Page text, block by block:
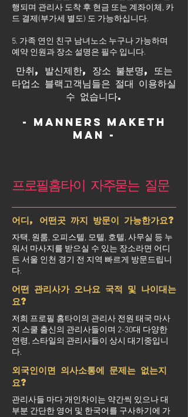
행되며 관리사 도착 후 현금 또는 계좌이체, 카
드 결제(부가세 별도) 도 가능하십니다.
5. 가족 연인 친구 남녀노소 누구나 가능하며
예약 인원과 장소 설명은 필수 입니다.
만취, 발신제한, 장소 불분명, 또는
타업소 블랙고객님들은 절대 이용하실
수 없습니다.
- Manners maketh
man -
프로필홈타이 자주묻는 질문
어디, 어떤곳 까지 방문이 가능한가요?
자택, 원룸, 오피스텔, 모텔, 호텔, 사무실 등 누
워서 마사지를 받으실 수 있는 장소라면 어디
든 서울 인천 경기 전 지역 빠르게 방문드립니
다.
어떤 관리사가 오나요 국적 및 나이대는
요?
저희 프로필 홈타이의 관리사 전원 태국 마사
지 스쿨 출신의 관리사들이며 2-30대 다양한
연령, 스타일의 관리사들이 상시 대기중입니
다.
외국인이면 의사소통에 문제는 없는지
요?
관리사들 마다 개인차이는 약간씩 있으나 대
부분 간단한 영어 및 한국어를 구사하기에 가